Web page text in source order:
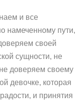
и все
намеченному пути,
своей
сущности, не
доверяем своему
девочке, которая
и принятия